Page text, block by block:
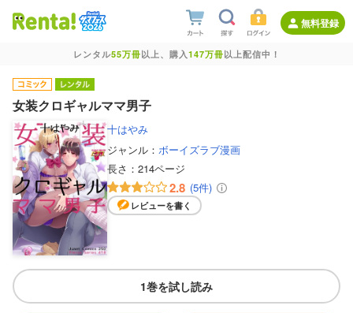
無料登録
レンタル55万冊以上、購入147万冊以上配信中！
女装クロギャルママ男子
十はやみ
ジャンル： ボーイズラブ漫画
長さ： 214ページ
2.8 (5件)
レビューを書く
1巻を試し読み